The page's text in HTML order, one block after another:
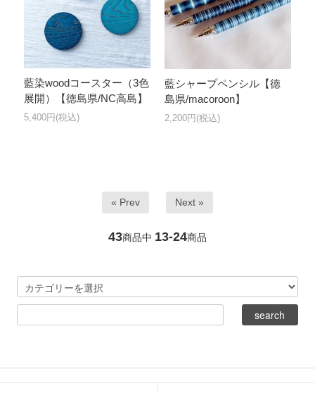
藍染woodコースター（3色
展開）【徳島県/NC高島】
5,400円(税込)
藍シャープペンシル【徳
島県/macoroon】
2,200円(税込)
« Prev Next »
43商品中 13-24商品